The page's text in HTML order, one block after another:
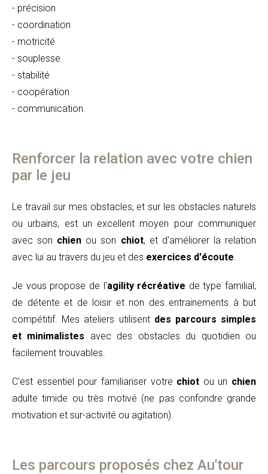
- précision
- coordination
- motricité
- souplesse
- stabilité
- coopération
- communication.
Renforcer la relation avec votre chien
par le jeu
Le travail sur mes obstacles, et sur les obstacles naturels
ou urbains, est un excellent moyen pour communiquer
avec son chien ou son chiot, et d'améliorer la relation
avec lui au travers du jeu et des exercices d'écoute
Je vous propose de l'agility récréative de type familial,
de détente et de loisir et non des entrainements à but
compétitif. Mes ateliers utilisent des parcours simples
et minimalistes avec des obstacles du quotidien ou
facilement trouvables.
C'est essentiel pour familiariser votre chiot ou un chien
adulte timide ou très motivé (ne pas confondre grande
motivation et sur-activité ou agitation).
Les parcours proposés chez Au'tour